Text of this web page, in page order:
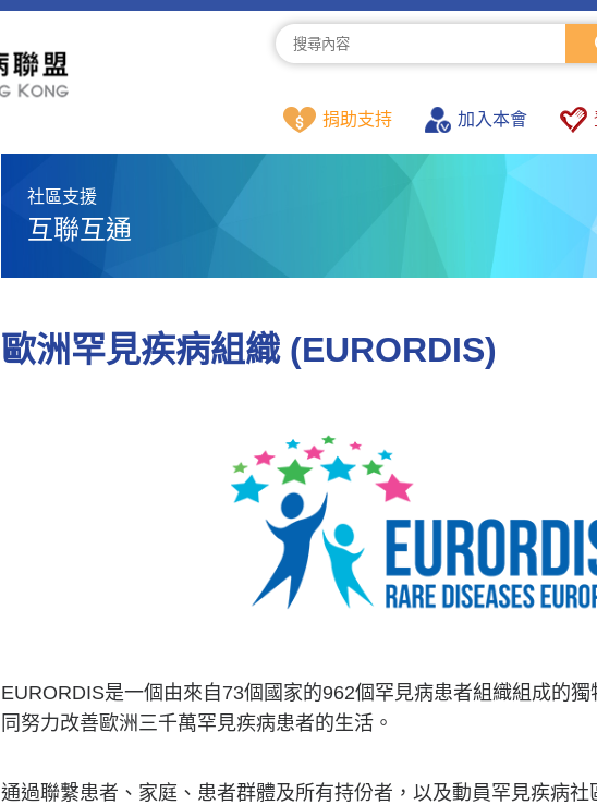
捐助支持 加入本會
社區支援
互聯互通
歐洲罕見疾病組織 (EURORDIS)
EURORDIS是一個由來自73個國家的962個罕見病患者組織組成的
同努力改善歐洲三千萬罕見疾病患者的生活。
通過聯繫患者、家庭、患者群體及所有持份者，以及動員罕見疾病